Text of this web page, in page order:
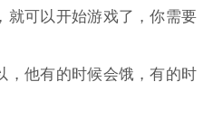
就可以开始游戏了，你需要
，他有的时候会饿，有的时